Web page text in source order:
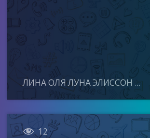
ЛИНА ОЛЯ ЛУНА ЭЛИССОН ...
 12